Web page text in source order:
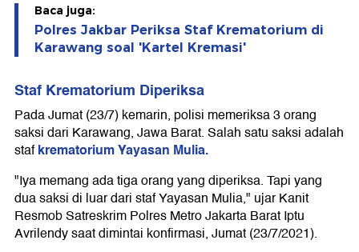
Baca juga:
Polres Jakbar Periksa Staf Krematorium di
Karawang soal 'Kartel Kremasi'
Staf Krematorium Diperiksa
Pada Jumat (23/7) kemarin, polisi memeriksa 3 orang
saksi dari Karawang, Jawa Barat. Salah satu saksi adalah
stafkrematorium Yayasan Mulia.
"Iya memang ada tiga orang yang diperiksa. Tapi yang
dua saksi di luar dari staf Yayasan Mulia," ujar Kanit
Resmob Satreskrim Polres Metro Jakarta Barat Iptu
Avrilendy saat dimintai konfirmasi, Jumat (23/7/2021).